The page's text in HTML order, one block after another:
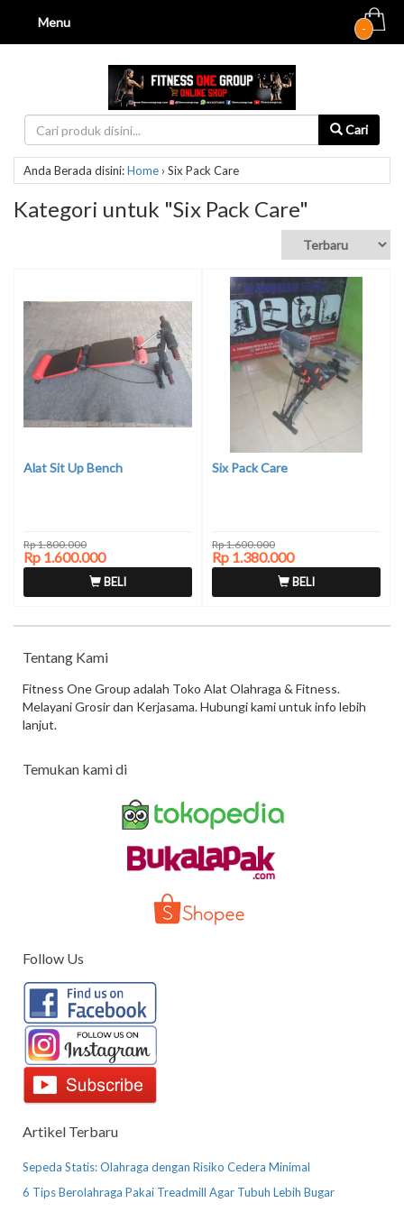
Cari
-
Menu
Anda Berada disini:Home › Six Pack Care
Kategori untuk "Six Pack Care"
Alat Sit Up Bench
Rp 1.800.000
Rp 1.600.000
BELI
Six Pack Care
Rp 1.600.000
Rp 1.380.000
BELI
Tentang Kami
Fitness One Group adalah Toko Alat Olahraga & Fitness.
Melayani Grosir dan Kerjasama. Hubungi kami untuk info lebih
lanjut.
Temukan kami di
Follow Us
Artikel Terbaru
Sepeda Statis: Olahraga dengan Risiko Cedera Minimal
6 Tips Berolahraga Pakai Treadmill Agar Tubuh Lebih Bugar